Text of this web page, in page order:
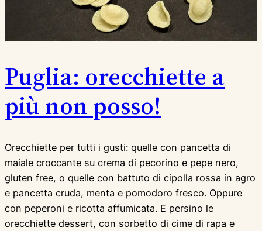
Puglia: orecchiette a
più non posso!
Orecchiette per tutti i gusti: quelle con pancetta di
maiale croccante su crema di pecorino e pepe nero,
gluten free, o quelle con battuto di cipolla rossa in agro
e pancetta cruda, menta e pomodoro fresco. Oppure
con peperoni e ricotta affumicata. E persino le
orecchiette dessert, con sorbetto di cime di rapa e